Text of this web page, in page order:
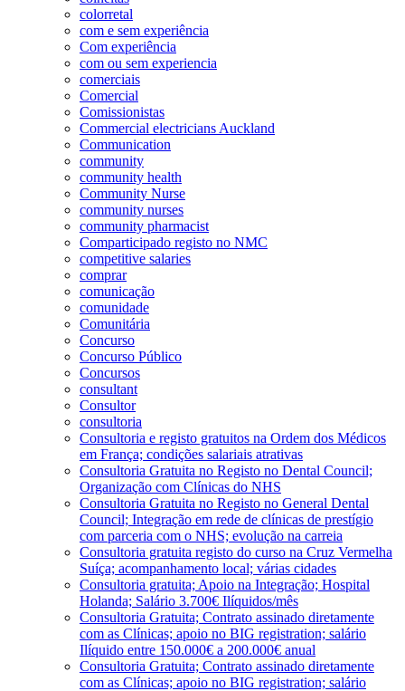
colorretal
com e sem experiência
Com experiência
com ou sem experiencia
comerciais
Comercial
Comissionistas
Commercial electricians Auckland
Communication
community
community health
Community Nurse
community nurses
community pharmacist
Comparticipado registo no NMC
competitive salaries
comprar
comunicação
comunidade
Comunitária
Concurso
Concurso Público
Concursos
consultant
Consultor
consultoria
Consultoria e registo gratuitos na Ordem dos Médicos
em França; condições salariais atrativas
Consultoria Gratuita no Registo no Dental Council;
Organização com Clínicas do NHS
Consultoria Gratuita no Registo no General Dental
Council; Integração em rede de clínicas de prestígio
com parceria com o NHS; evolução na carreia
Consultoria gratuita registo do curso na Cruz Vermelha
Suíça; acompanhamento local; várias cidades
Consultoria gratuita; Apoio na Integração; Hospital
Holanda; Salário 3.700€ Ilíquidos/mês
Consultoria Gratuita; Contrato assinado diretamente
com as Clínicas; apoio no BIG registration; salário
Ilíquido entre 150.000€ a 200.000€ anual
Consultoria Gratuita; Contrato assinado diretamente
com as Clínicas; apoio no BIG registration; salário